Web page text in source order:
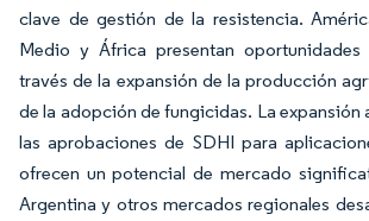
clave de gestión de la resistencia.
Medio y África presentan
través de la expansión de la producción
de la adopción de fungicidas. La expansión
las aprobaciones de SDHI para
ofrecen un potencial de mercado
Argentina y otros mercados regionales